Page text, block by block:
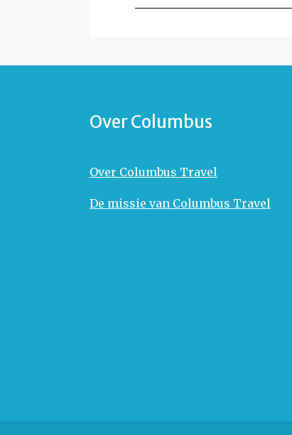
Over Columbus
Over Columbus Travel
De missie van Columbus Travel